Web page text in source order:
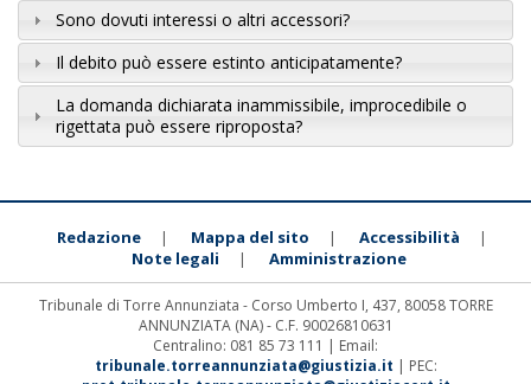
Sono dovuti interessi o altri accessori?
Il debito può essere estinto anticipatamente?
La domanda dichiarata inammissibile, improcedibile o
rigettata può essere riproposta?
Redazione | Mappa del sito | Accessibilità |
Note legali | Amministrazione
Tribunale di Torre Annunziata - Corso Umberto I, 437, 80058 TORRE
ANNUNZIATA (NA) - C.F. 90026810631
Centralino: 081 85 73 111 | Email:
tribunale.torreannunziata@giustizia.it | PEC: